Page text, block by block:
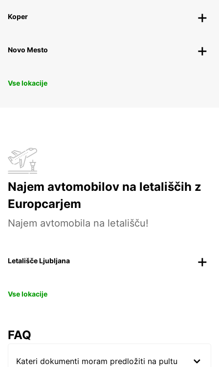
Koper
Novo Mesto
Vse lokacije
Najem avtomobilov na letališčih z
Europcarjem
Najem avtomobila na letališču!
Letališče Ljubljana
Vse lokacije
FAQ
Kateri dokumenti moram predložiti na pultu